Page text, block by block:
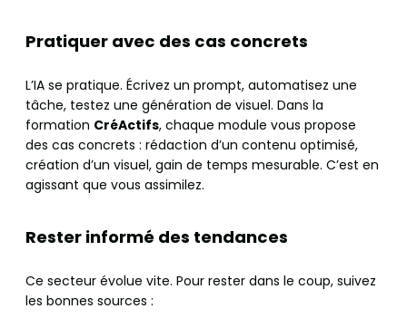
Pratiquer avec des cas concrets
L’IA se pratique. Écrivez un prompt, automatisez une
tâche, testez une génération de visuel. Dans la
formation CréActifs, chaque module vous propose
des cas concrets : rédaction d’un contenu optimisé,
création d’un visuel, gain de temps mesurable. C’est en
agissant que vous assimilez.
Rester informé des tendances
Ce secteur évolue vite. Pour rester dans le coup, suivez
les bonnes sources :